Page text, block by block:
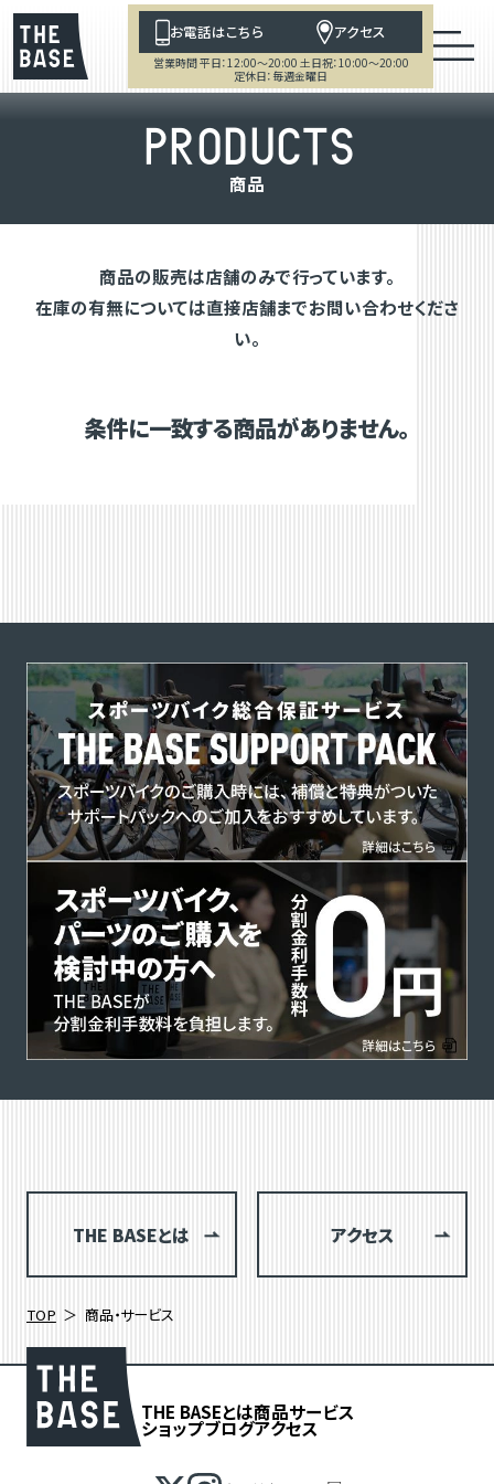
お電話はこちら アクセス
営業時間 平日：12:00～20:00 土日祝：10:00～20:00
定休日：毎週金曜日
PRODUCTS
商品
商品の販売は店舗のみで行っています。
在庫の有無については直接店舗までお問い合わせくださ
い。
条件に一致する商品がありません。
THE BASEとは アクセス
TOP 商品・サービス
THE BASEとは商品サービス
ショップブログアクセス